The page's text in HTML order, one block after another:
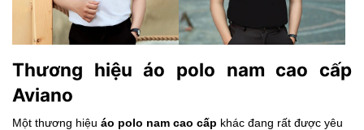
Thương hiệu áo polo nam cao cấp
Aviano
Một thương hiệu áo polo nam cao cấp khác đang rất được yêu